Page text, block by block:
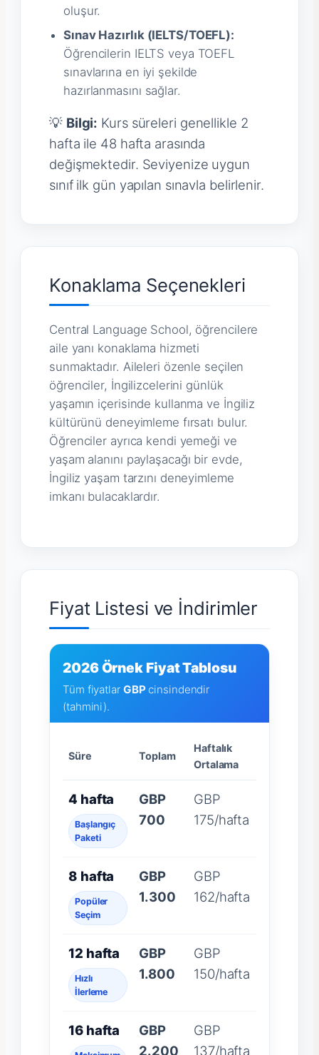
oluşur.
Sınav Hazırlık (IELTS/TOEFL):
Öğrencilerin IELTS veya TOEFL
sınavlarına en iyi şekilde
hazırlanmasını sağlar.
💡 Bilgi: Kurs süreleri genellikle 2
hafta ile 48 hafta arasında
değişmektedir. Seviyenize uygun
sınıf ilk gün yapılan sınavla belirlenir.
Konaklama Seçenekleri
Central Language School, öğrencilere
aile yanı konaklama hizmeti
sunmaktadır. Aileleri özenle seçilen
öğrenciler, İngilizcelerini günlük
yaşamın içerisinde kullanma ve İngiliz
kültürünü deneyimleme fırsatı bulur.
Öğrenciler ayrıca kendi yemeği ve
yaşam alanını paylaşacağı bir evde,
İngiliz yaşam tarzını deneyimleme
imkanı bulacaklardır.
Fiyat Listesi ve İndirimler
2026 Örnek Fiyat Tablosu
Tüm fiyatlar GBPcinsindendir
(tahmini).
Süre Toplam
Haftalık
Ortalama
4 hafta
Başlangıç
Paketi
GBP
700
GBP
175/hafta
8 hafta
Popüler
Seçim
GBP
1.300
GBP
162/hafta
12 hafta
Hızlı
İlerleme
GBP
1.800
GBP
150/hafta
16 hafta
GBP
2.200
GBP
137/hafta